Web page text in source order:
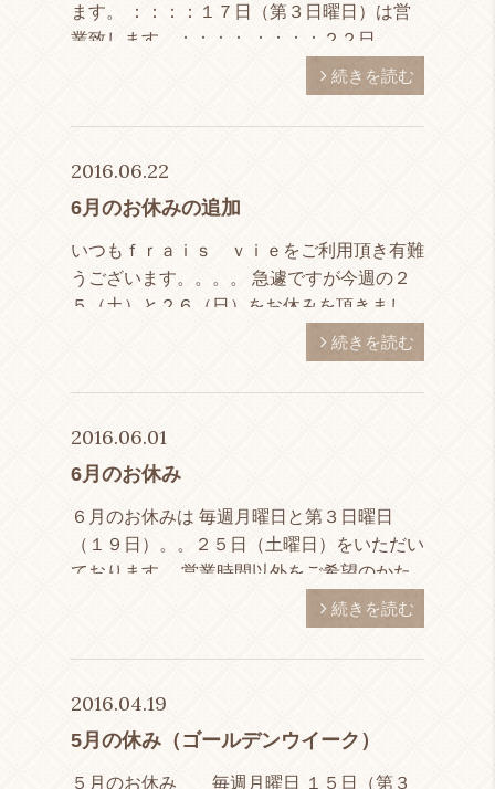
ます。 ：：：：１７日（第３日曜日）は営
業致します。：：：： ：：：：２２日
（金）は１６時までの営業とさせて頂きま
す。：：：： ８月のお休みは毎週月曜日と
なっておりま […]
続きを読む
2016.06.22
6月のお休みの追加
いつもｆｒａｉｓ ｖｉｅをご利用頂き有難
うございます。。。。 急遽ですが今週の２
５（土）と２６（日）をお休みを頂きまし
た。 ご迷惑をおかけいたしますがよろしく
お願い致します。 尚営業日の時間外の受付
も致しておりますので気 […]
続きを読む
2016.06.01
6月のお休み
６月のお休みは 毎週月曜日と第３日曜日
（１９日）。。２５日（土曜日）をいただい
ております。 営業時間以外をご希望のかた
は気軽にご連絡いただけたらと思いま続きを読む
2016.04.19
5月の休み（ゴールデンウイーク）
５月のお休み 毎週月曜日 １５日（第３